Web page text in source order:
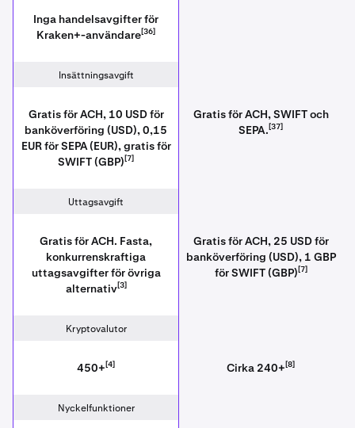
Inga handelsavgifter för
Kraken+-användare[36]
Insättningsavgift
Gratis för ACH, 10 USD för
banköverföring (USD), 0,15
EUR för SEPA (EUR), gratis för
SWIFT (GBP)[7]
Gratis för ACH, SWIFT och
SEPA.[37]
Uttagsavgift
Gratis för ACH. Fasta,
konkurrenskraftiga
uttagsavgifter för övriga
alternativ[3]
Gratis för ACH, 25 USD för
banköverföring (USD), 1 GBP
för SWIFT (GBP)[7]
Kryptovalutor
450+[4] Cirka 240+[8]
Nyckelfunktioner